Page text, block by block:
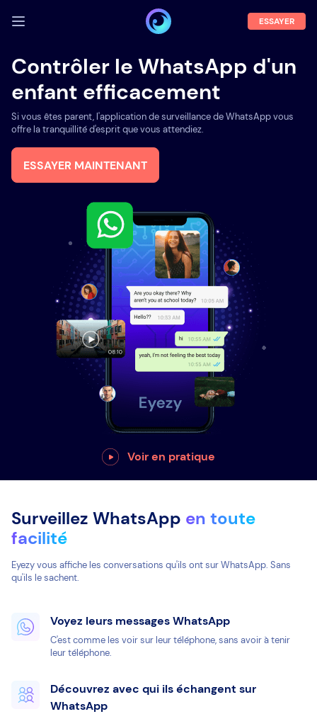
SE CONNECTER
Démo
Fonctions
Blog
ESSAYER
Contrôler le WhatsApp d'un
enfant efficacement
Si vous êtes parent, l'application de surveillance de WhatsApp vous
offre la tranquillité d'esprit que vous attendiez.
ESSAYER MAINTENANT
Voir en pratique
Surveillez WhatsApp en toute
facilité
Eyezy vous affiche les conversations qu'ils ont sur WhatsApp. Sans
qu'ils le sachent.
Voyez leurs messages WhatsApp
C'est comme les voir sur leur téléphone, sans avoir à tenir
leur téléphone.
Découvrez avec qui ils échangent sur
WhatsApp